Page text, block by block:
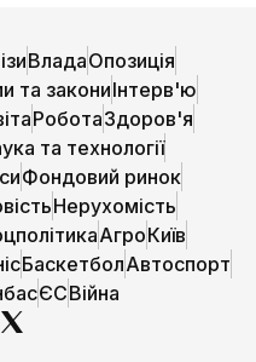
ВладаОпозиція
та закониІнтерв'ю
РоботаЗдоров'я
та технології
Фондовий ринок
Нерухомість
АгроКиїв
БаскетболАвтоспорт
ЄСВійна